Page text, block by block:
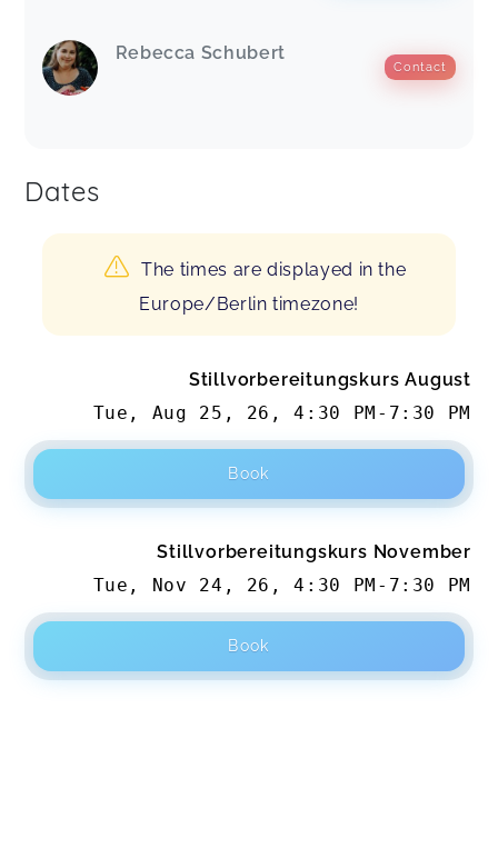
Rebecca Schubert
Contact
Dates
The times are displayed in the
Europe/Berlin timezone!
Stillvorbereitungskurs August
Tue, Aug 25, 26 ,4:30 PM - 7:30 PM
Book
Stillvorbereitungskurs November
Tue, Nov 24, 26 ,4:30 PM - 7:30 PM
Book